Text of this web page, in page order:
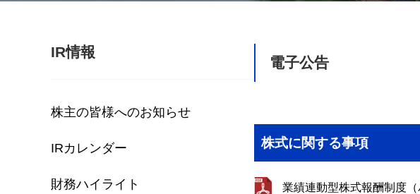
IR情報
株主の皆様へのお知らせ
IRカレンダー
財務ハイライト
電子公告
株式に関する事項
業績連動型株式報酬制度